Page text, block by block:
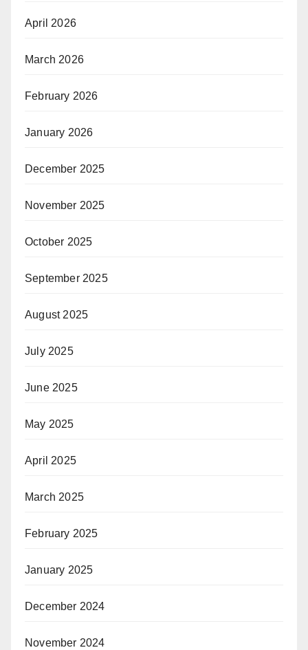
April 2026
March 2026
February 2026
January 2026
December 2025
November 2025
October 2025
September 2025
August 2025
July 2025
June 2025
May 2025
April 2025
March 2025
February 2025
January 2025
December 2024
November 2024